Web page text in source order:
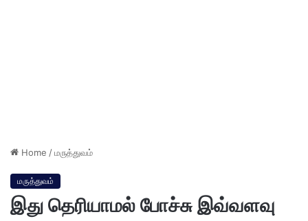
Home /மருத்துவம்
மருத்துவம்
இது தெரியாமல் போச்சு இவ்வளவு